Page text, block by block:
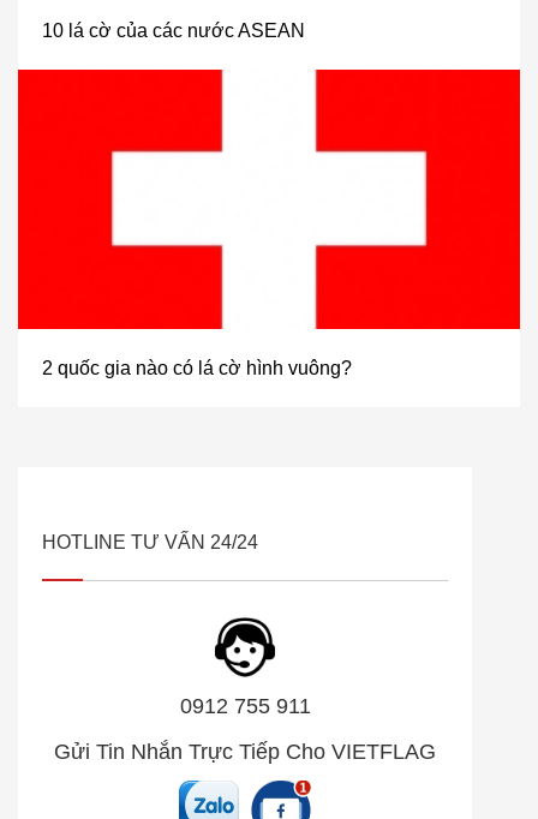
10 lá cờ của các nước ASEAN
2 quốc gia nào có lá cờ hình vuông?
HOTLINE TƯ VẤN 24/24
0912 755 911
Gửi Tin Nhắn Trực Tiếp Cho VIETFLAG